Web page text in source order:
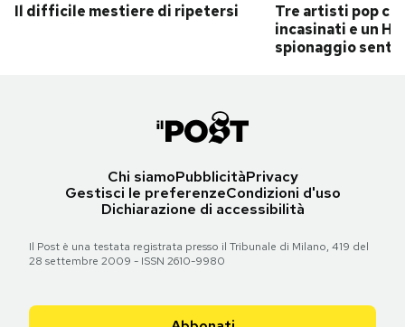
Il difficile mestiere di ripetersi
Tre artisti pop
incasinati e un
spionaggio
Chi siamoPubblicitàPrivacy
Gestisci le preferenzeCondizioni d'uso
Dichiarazione di accessibilità
Il Post è una testata registrata presso il Tribunale di Milano, 419 del
28 settembre 2009 - ISSN 2610-9980